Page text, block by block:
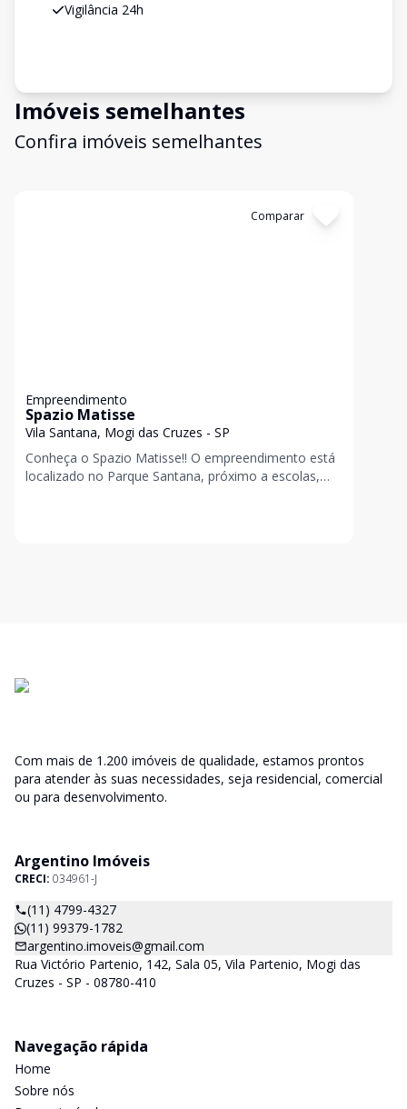
Vigilância 24h
Imóveis semelhantes
Confira imóveis semelhantes
Comparar
Empreendimento
Spazio Matisse
Vila Santana, Mogi das Cruzes - SP
Conheça o Spazio Matisse!! O empreendimento está
localizado no Parque Santana, próximo a escolas,
Com mais de 1.200 imóveis de qualidade, estamos prontos
para atender às suas necessidades, seja residencial, comercial
ou para desenvolvimento.
Argentino Imóveis
CRECI: 034961-J
(11) 4799-4327
(11) 99379-1782
argentino.imoveis@gmail.com
Rua Victório Partenio, 142, Sala 05, Vila Partenio, Mogi das
Cruzes - SP - 08780-410
Navegação rápida
Home
Sobre nós